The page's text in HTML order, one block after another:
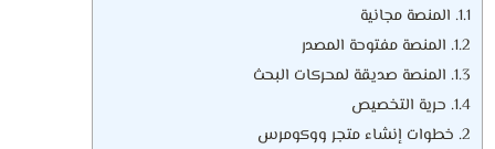
1.1. المنصة مجانية
1.2. المنصة مفتوحة المصدر
1.3. المنصة صديقة لمحركات البحث
1.4. حرية التخصيص
2. خطوات إنشاء متجر ووكومرس